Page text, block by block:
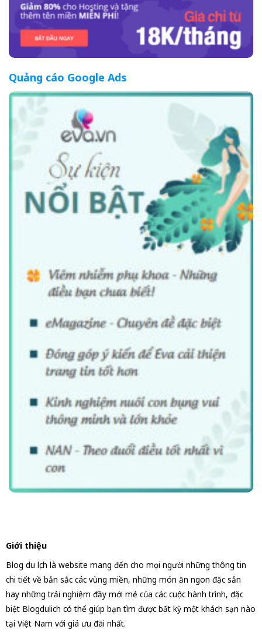
Quảng cáo Google Ads
Giới thiệu
Blog du lịch là website mang đến cho mọi người những thông tin
chi tiết về bản sắc các vùng miền, những món ăn ngon đặc sản
hay những trải nghiệm đầy mới mẻ của các cuộc hành trình, đặc
biệt Blogdulich có thể giúp bạn tìm được bất kỳ một khách sạn nào
tại Việt Nam với giá ưu đãi nhất.